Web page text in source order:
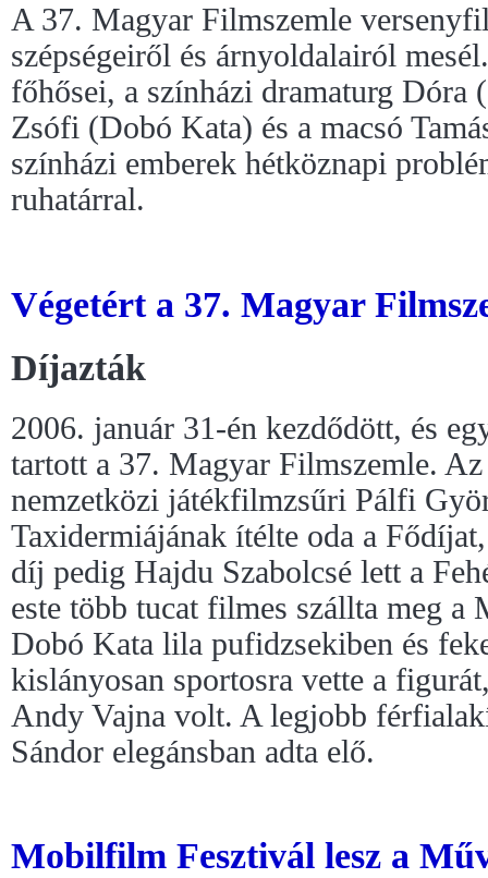
A 37. Magyar Filmszemle
szépségeiről és árnyoldalairól
főhősei, a színházi dramaturg
Zsófi (Dobó Kata) és a macsó
színházi emberek hétköznapi
ruhatárral.
Végetért a 37. Magyar
Díjazták
2006. január 31-én kezdődött, és
tartott a 37. Magyar Filmszemle.
nemzetközi játékfilmzsűri Pálfi
Taxidermiájának ítélte oda a
díj pedig Hajdu Szabolcsé lett a
este több tucat filmes szállta meg a
Dobó Kata lila pufidzsekiben és
kislányosan sportosra vette a
Andy Vajna volt. A legjobb
Sándor elegánsban adta elő.
Mobilfilm Fesztivál lesz a